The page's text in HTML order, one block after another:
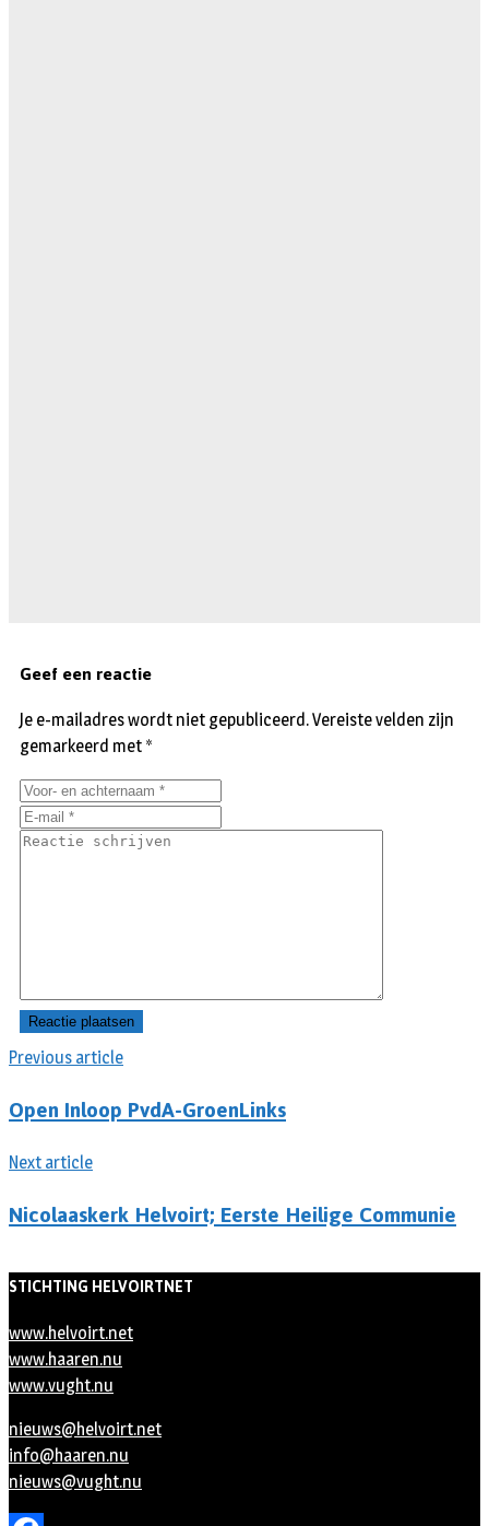
Previous article
Open Inloop PvdA-GroenLinks
Next article
Nicolaaskerk Helvoirt; Eerste Heilige Communie
Geef een reactie
Je e-mailadres wordt niet gepubliceerd.Vereiste velden zijn
gemarkeerd met *
STICHTING HELVOIRTNET
www.helvoirt.net
www.haaren.nu
www.vught.nu
nieuws@helvoirt.net
info@haaren.nu
nieuws@vught.nu